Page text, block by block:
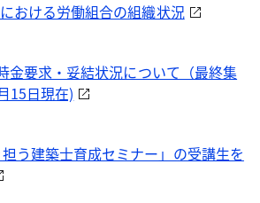
おける労働組合の組織状況
金要求・妥結状況について（最終集
15日現在)
担う建築士育成セミナー」の受講生を